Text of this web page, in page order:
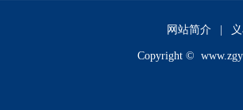
网站简介
Copyright ©